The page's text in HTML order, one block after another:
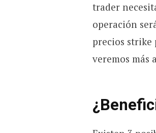
trader
operación
precios strike
veremos más